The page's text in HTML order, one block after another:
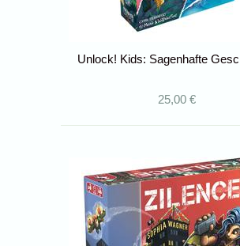
Unlock! Kids: Sagenhafte
25,00 €